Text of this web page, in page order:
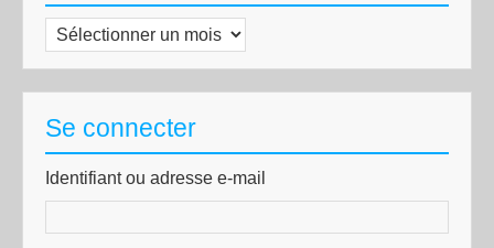
Archives
Se connecter
Identifiant ou adresse e-mail